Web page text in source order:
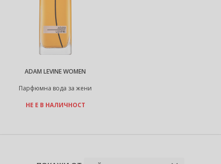
ADAM LEVINE WOMEN
Парфюмна вода за жени
НЕ Е В НАЛИЧНОСТ